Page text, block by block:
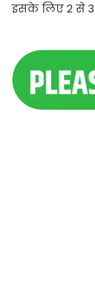
इसके लिए 2 से